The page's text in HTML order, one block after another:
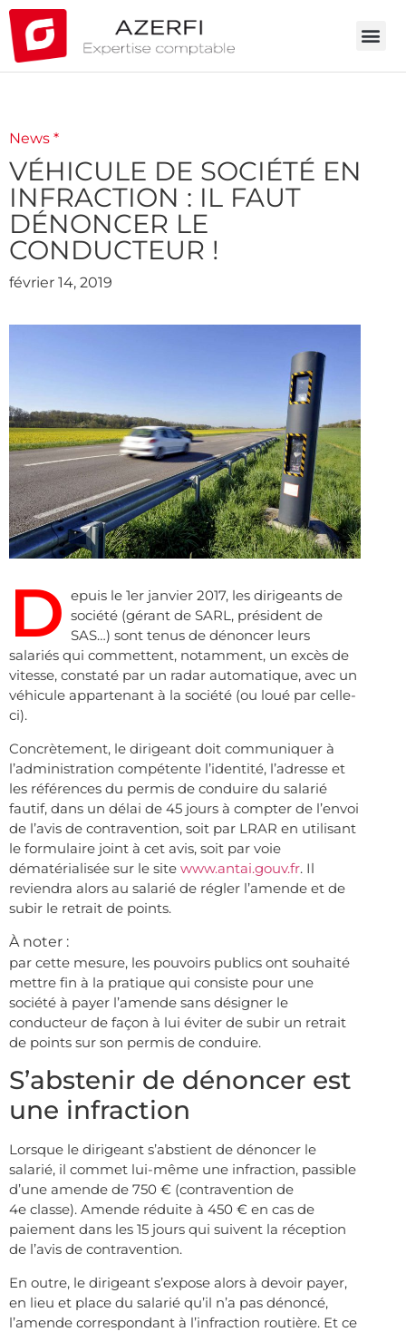
News *
VÉHICULE DE SOCIÉTÉ EN
INFRACTION : IL FAUT
DÉNONCER LE
CONDUCTEUR !
février 14, 2019
D epuis le 1er janvier 2017, les dirigeants de
société (gérant de SARL, président de
SAS…) sont tenus de dénoncer leurs
salariés qui commettent, notamment, un excès de
vitesse, constaté par un radar automatique, avec un
véhicule appartenant à la société (ou loué par celle-
ci).
Concrètement, le dirigeant doit communiquer à
l’administration compétente l’identité, l’adresse et
les références du permis de conduire du salarié
fautif, dans un délai de 45 jours à compter de l’envoi
de l’avis de contravention, soit par LRAR en utilisant
le formulaire joint à cet avis, soit par voie
dématérialisée sur le site www.antai.gouv.fr. Il
reviendra alors au salarié de régler l’amende et de
subir le retrait de points.
À noter :
par cette mesure, les pouvoirs publics ont souhaité
mettre fin à la pratique qui consiste pour une
société à payer l’amende sans désigner le
conducteur de façon à lui éviter de subir un retrait
de points sur son permis de conduire.
S’abstenir de dénoncer est
une infraction
Lorsque le dirigeant s’abstient de dénoncer le
salarié, il commet lui-même une infraction, passible
d’une amende de 750 € (contravention de
4e classe). Amende réduite à 450 € en cas de
paiement dans les 15 jours qui suivent la réception
de l’avis de contravention.
En outre, le dirigeant s’expose alors à devoir payer,
en lieu et place du salarié qu’il n’a pas dénoncé,
l’amende correspondant à l’infraction routière. Et ce